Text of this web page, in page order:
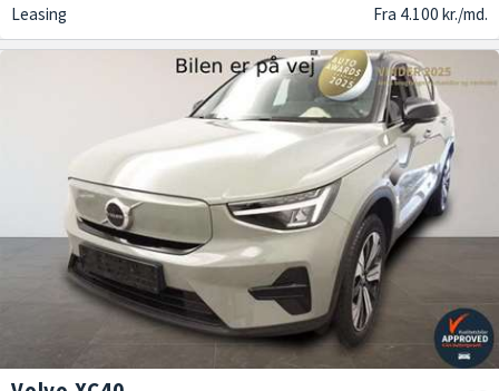
Leasing
Fra 4.100 kr./md.